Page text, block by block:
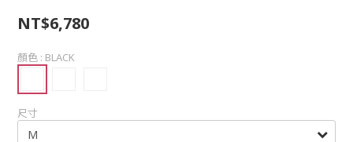
NT$6,780
顏色 : BLACK
尺寸